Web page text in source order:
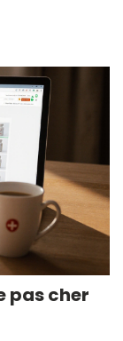
pas cher